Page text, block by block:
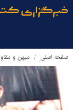
صفحه اصلی میهن و